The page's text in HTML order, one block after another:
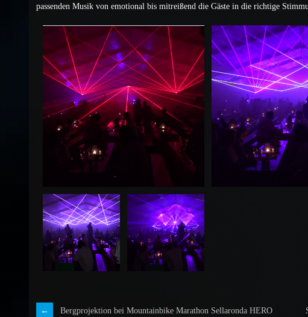
passenden Musik von emotional bis mitreißend die Gäste in die richtige
Bergprojektion bei Mountainbike Marathon Sellaronda HERO